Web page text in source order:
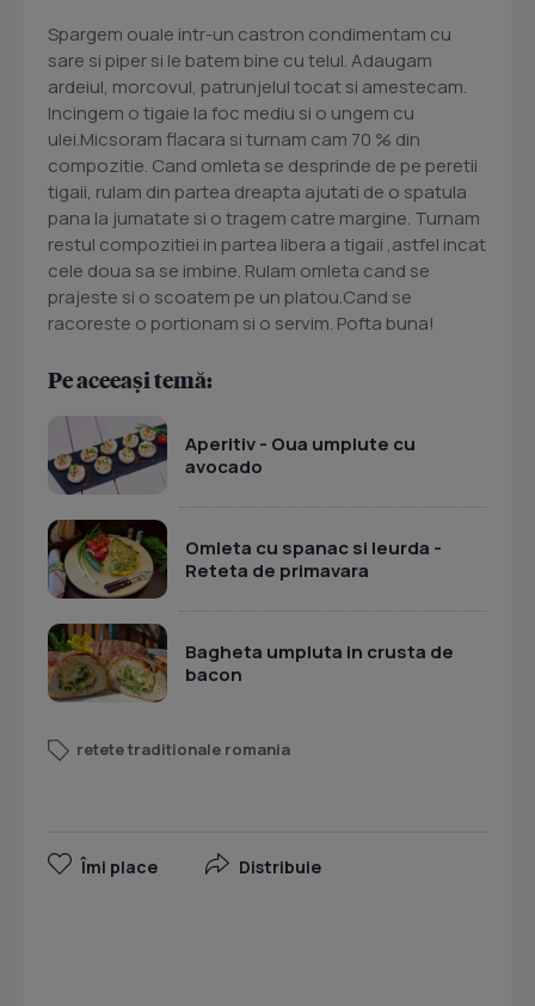
Spargem ouale intr-un castron condimentam cu
sare si piper si le batem bine cu telul. Adaugam
ardeiul, morcovul, patrunjelul tocat si amestecam.
Incingem o tigaie la foc mediu si o ungem cu
ulei.Micsoram flacara si turnam cam 70 % din
compozitie. Cand omleta se desprinde de pe peretii
tigaii, rulam din partea dreapta ajutati de o spatula
pana la jumatate si o tragem catre margine. Turnam
restul compozitiei in partea libera a tigaii ,astfel incat
cele doua sa se imbine. Rulam omleta cand se
prajeste si o scoatem pe un platou.Cand se
racoreste o portionam si o servim. Pofta buna!
Pe aceeași temă:
Aperitiv - Oua umplute cu
avocado
Omleta cu spanac si leurda -
Reteta de primavara
Bagheta umpluta in crusta de
bacon
retete traditionale romania
Îmi place Distribuie